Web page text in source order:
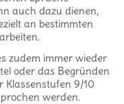
auch dazu dienen,
an bestimmten
zudem immer wieder
oder das Begründen
Klassenstufen 9/10
werden.